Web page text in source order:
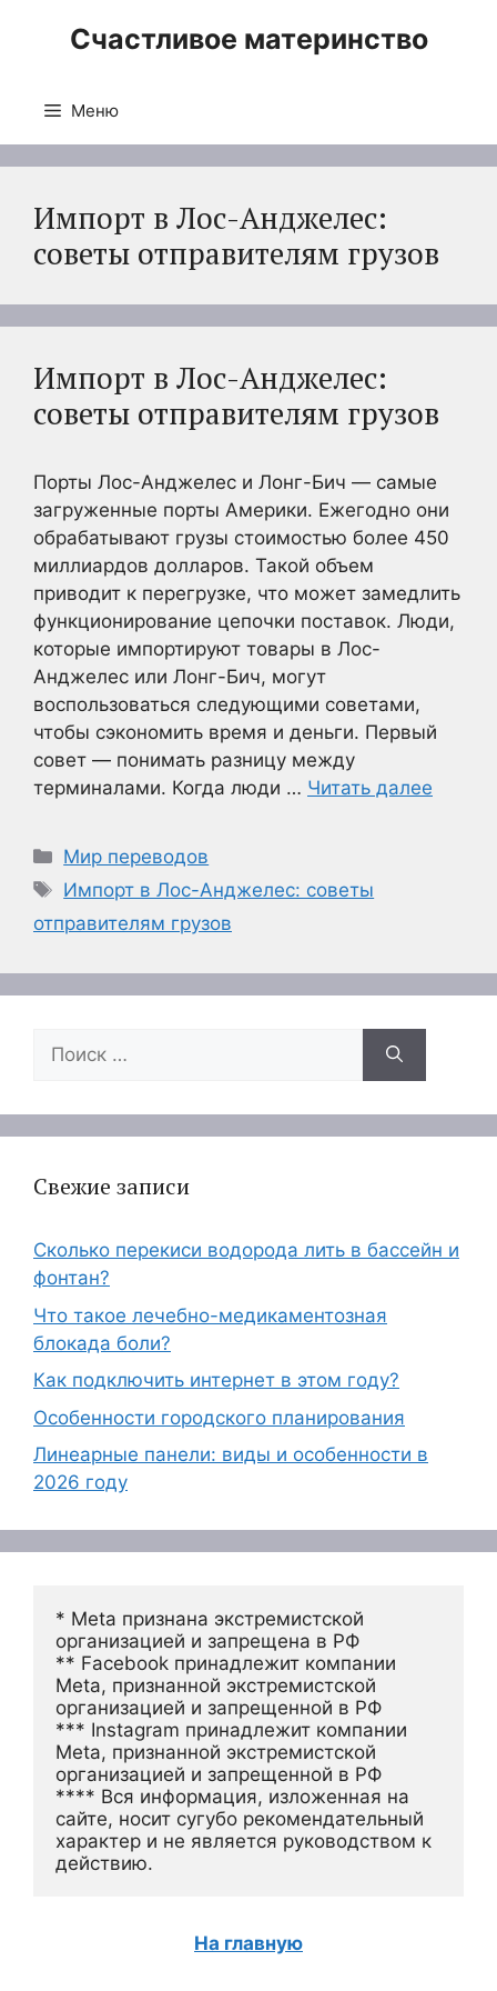
Счастливое материнство
Меню
Импорт в Лос-Анджелес:
советы отправителям грузов
Импорт в Лос-Анджелес:
советы отправителям грузов
Порты Лос-Анджелес и Лонг-Бич — самые
загруженные порты Америки. Ежегодно они
обрабатывают грузы стоимостью более 450
миллиардов долларов. Такой объем
приводит к перегрузке, что может замедлить
функционирование цепочки поставок. Люди,
которые импортируют товары в Лос-
Анджелес или Лонг-Бич, могут
воспользоваться следующими советами,
чтобы сэкономить время и деньги. Первый
совет — понимать разницу между
терминалами. Когда люди … Читать далее
Рубрики
Мир переводов
Метки
Импорт в Лос-Анджелес: советы
отправителям грузов
Поиск:
Свежие записи
Сколько перекиси водорода лить в бассейн и
фонтан?
Что такое лечебно-медикаментозная
блокада боли?
Как подключить интернет в этом году?
Особенности городского планирования
Линеарные панели: виды и особенности в
2026 году
* Meta признана экстремистской
организацией и запрещена в РФ
** Facebook принадлежит компании
Meta, признанной экстремистской
организацией и запрещенной в РФ
*** Instagram принадлежит компании
Meta, признанной экстремистской
организацией и запрещенной в РФ
**** Вся информация, изложенная на
сайте, носит сугубо рекомендательный
характер и не является руководством к
действию.
На главную